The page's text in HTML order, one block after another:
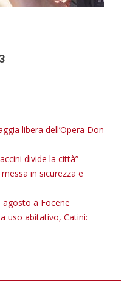
libera dell’Opera Don
divide la città”
in sicurezza e
a Focene
uso abitativo, Catini: